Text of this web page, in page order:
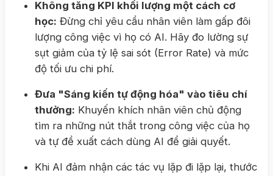
Không tăng KPI khối lượng một cách cơ
học: Đừng chỉ yêu cầu nhân viên làm gấp đôi
lượng công việc vì họ có AI. Hãy đo lường sự
sụt giảm của tỷ lệ sai sót (Error Rate) và mức
độ tối ưu chi phí.
Đưa "Sáng kiến tự động hóa" vào tiêu chí
thưởng: Khuyến khích nhân viên chủ động
tìm ra những nút thắt trong công việc của họ
và tự đề xuất cách dùng AI để giải quyết.
Khi AI đảm nhận các tác vụ lặp đi lặp lại, thước